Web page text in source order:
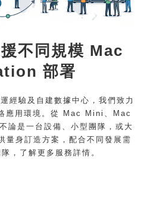
不同規模 Mac
部署
經驗及自建數據中心，我們致力
應用環境。從 Mac Mini、Mac
是一台設備、小型團隊，或大
量身訂造方案，配合不同發展需
，了解更多服務詳情。